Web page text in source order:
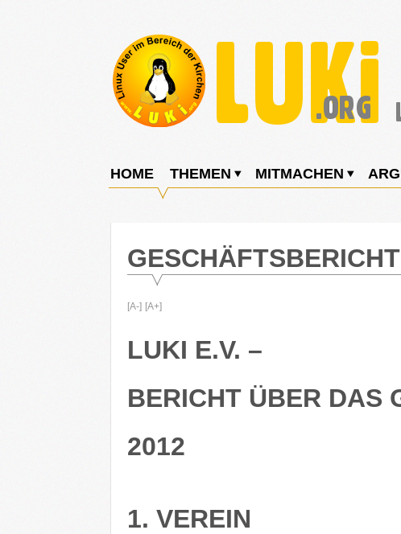
E.V.
User
Bereich
Kirchen
HOME THEMEN MITMACHEN
[A-] [A+]
LUKI E.V. –
BERICHT ÜBER DAS
2012
1. VEREIN